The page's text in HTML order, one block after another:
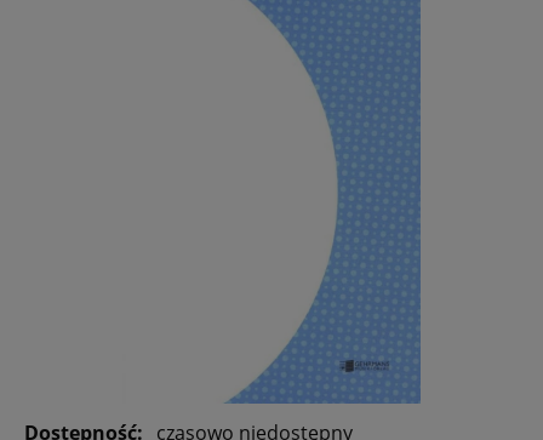
Dostępność: czasowo niedostępny